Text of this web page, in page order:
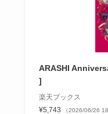
ARASHI
]
楽天ブックス
¥5,743
（2026/06/26